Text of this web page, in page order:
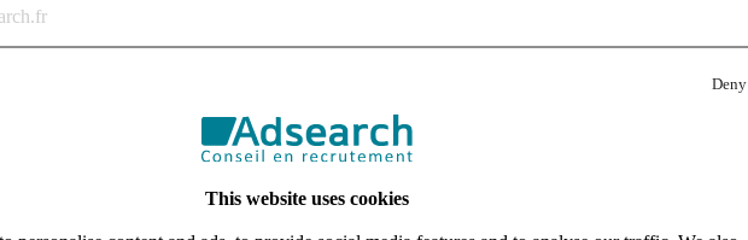
Deny
This website uses cookies